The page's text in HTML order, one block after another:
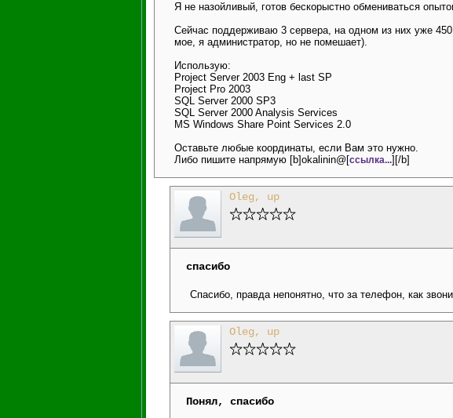
Я не назойливый, готов бескорыстно обмениваться
Сейчас поддерживаю 3 сервера, на одном из них уже
мое, я администратор, но не помешает).
Использую:
Project Server 2003 Eng + last SP
Project Pro 2003
SQL Server 2000 SP3
SQL Server 2000 Analysis Services
MS Windows Share Point Services 2.0
Оставьте любые координаты, если Вам это нужно.
Либо пишите напрямую [b]okalinin@[ссылка...][/b]
Oleg, up
спасибо
Спасибо, правда непонятно, что за телефон, как
Oleg, up
Понял, спасибо